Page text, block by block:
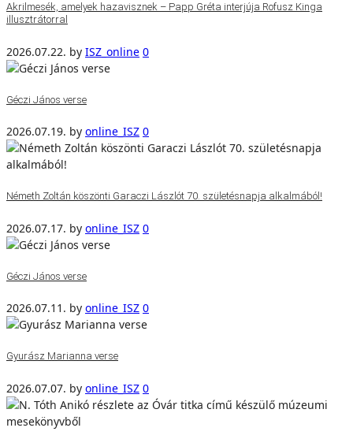
Akrilmesék, amelyek hazavisznek – Papp Gréta interjúja Rofusz Kinga
illusztrátorral
2026.07.22. by ISZ_online 0
Géczi János verse
2026.07.19. by online_ISZ 0
Németh Zoltán köszönti Garaczi Lászlót 70. születésnapja alkalmából!
2026.07.17. by online_ISZ 0
Géczi János verse
2026.07.11. by online_ISZ 0
Gyurász Marianna verse
2026.07.07. by online_ISZ 0